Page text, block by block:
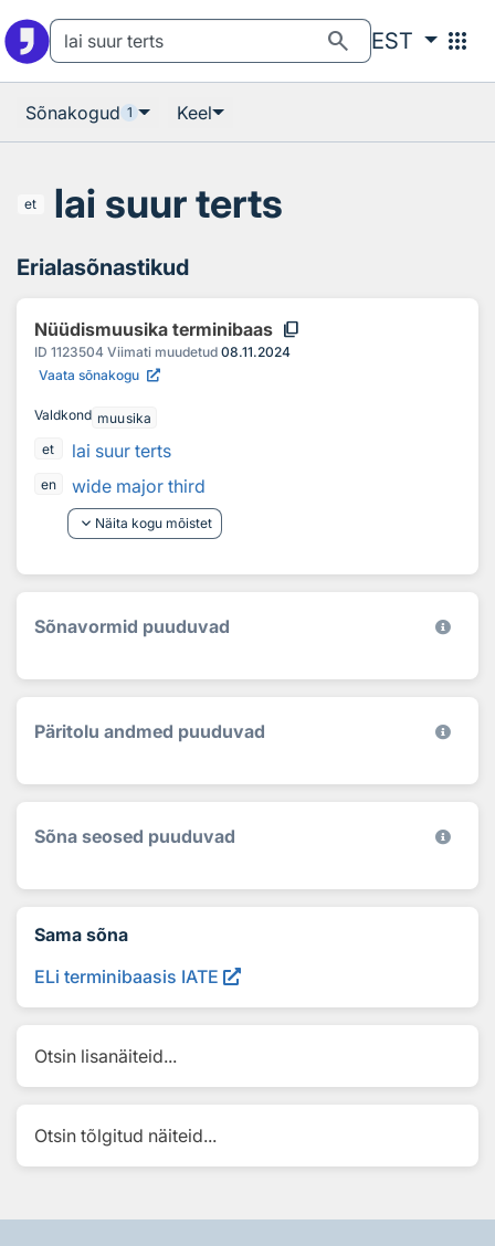
search EST apps
Sõnakogud 1 Keel
et lai suur terts
Erialasõnastikud
Nüüdismuusika terminibaas content_copy
ID 1123504 Viimati muudetud 08.11.2024
Vaata sõnakogu
Valdkond muusika
et
lai suur terts
en
wide major third
keyboard_arrow_down Näita kogu mõistet
Sõnavormid puuduvad
Päritolu andmed puuduvad
Sõna seosed puuduvad
Sama sõna
ELi terminibaasis IATE
Otsin lisanäiteid...
Otsin tõlgitud näiteid...